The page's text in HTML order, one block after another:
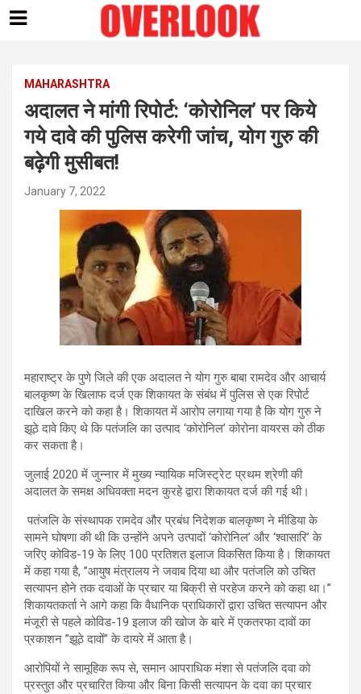
contentMAHARASHTRA
अदालत ने मांगी रिपोर्ट: ‘कोरोनिल’ पर किये
गये दावे की पुलिस करेगी जांच, योग गुरु की
बढ़ेगी मुसीबत!
January 7, 2022
महाराष्ट्र के पुणे जिले की एक अदालत ने योग गुरु बाबा रामदेव और आचार्य
बालकृष्ण के खिलाफ दर्ज एक शिकायत के संबंध में पुलिस से एक रिपोर्ट
दाखिल करने को कहा है। शिकायत में आरोप लगाया गया है कि योग गुरु ने
झूठे दावे किए थे कि पतंजलि का उत्पाद ‘कोरोनिल’ कोरोना वायरस को ठीक
कर सकता है।
जुलाई 2020 में जुन्नार में मुख्य न्यायिक मजिस्ट्रेट प्रथम श्रेणी की
अदालत के समक्ष अधिवक्ता मदन कुरहे द्वारा शिकायत दर्ज की गई थी।
पतंजलि के संस्थापक रामदेव और प्रबंध निदेशक बालकृष्ण ने मीडिया के
सामने घोषणा की थी कि उन्होंने अपने उत्पादों ‘कोरोनिल’ और ‘श्वासारि’ के
जरिए कोविड​​-19 के लिए 100 प्रतिशत इलाज विकसित किया है। शिकायत
में कहा गया है, ”आयुष मंत्रालय ने जवाब दिया था और पतंजलि को उचित
सत्यापन होने तक दवाओं के प्रचार या बिक्री से परहेज करने को कहा था।”
शिकायतकर्ता ने आगे कहा कि वैधानिक प्राधिकारों द्वारा उचित सत्यापन और
मंजूरी से पहले कोविड-19 इलाज की खोज के बारे में एकतरफा दावों का
प्रकाशन ”झूठे दावों” के दायरे में आता है।
आरोपियों ने सामूहिक रूप से, समान आपराधिक मंशा से पतंजलि दवा को
प्रस्तुत और प्रचारित किया और बिना किसी सत्यापन के दवा का प्रचार